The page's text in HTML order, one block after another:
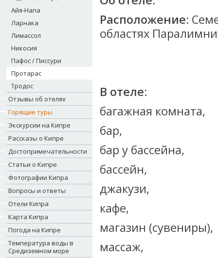
Айя-Напа
Ларнака
Лимассол
Никосия
Пафос / Писсури
Протарас
Тродос
Отзывы об отелях
Горящие туры
Экскурсии на Кипре
Рассказы о Кипре
Достопримечательности
Статьи о Кипре
Фотографии Кипра
Вопросы и ответы
Отели Кипра
Карта Кипра
Погода на Кипре
Температура воды в
Средиземном море
Расположение:
областях
В отеле:
багажная комната,
бар,
бар у бассейна,
бассейн,
джакузи,
кафе,
магазин (сувениры),
массаж,